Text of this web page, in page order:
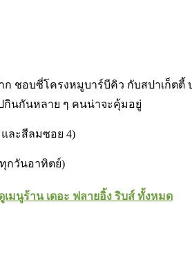
ก ชอบซี่โครงหมูบาร์บีคิว กับสปาเก็ต
กินกันหลาย ๆ คนน่าจะคุ้มอยู่
และสีลมซอย 4)
ทุกวันอาทิตย์)
เมนูร้าน เดอะ ฟลายอิ้ง ริบส์ ทั้งหมด